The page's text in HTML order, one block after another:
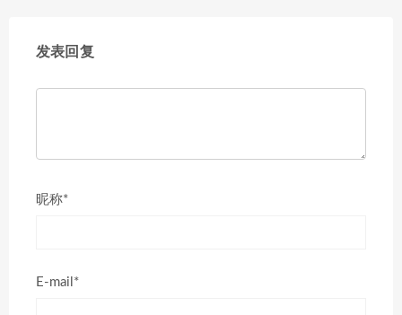
发表回复
昵称*
E-mail*